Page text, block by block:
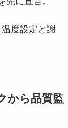
度設定と謝
から品質監